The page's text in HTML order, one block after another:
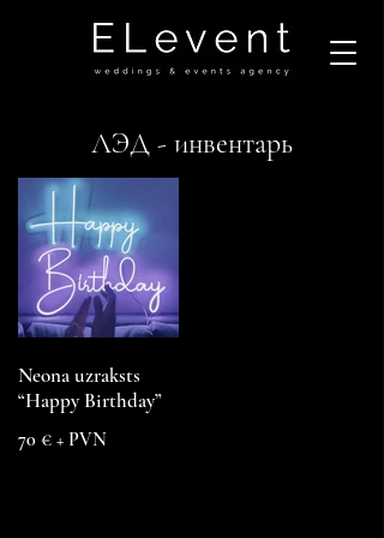
ЛЭД - инвентарь
Neona uzraksts
“Happy Birthday”
70 € + PVN